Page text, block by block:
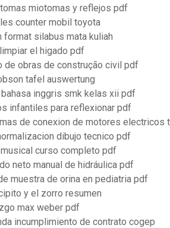
miotomas y reflejos pdf
counter mobil toyota
format silabus mata kuliah
el higado pdf
de obras de construção civil pdf
tafel auswertung
inggris smk kelas xii pdf
infantiles para reflexionar pdf
de conexion de motores
dibujo tecnico pdf
curso completo pdf
neto manual de hidráulica pdf
muestra de orina en pediatria pdf
y el zorro resumen
max weber pdf
incumplimiento de contrato cogep